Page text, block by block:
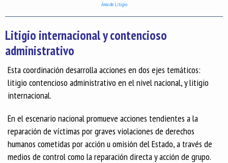
Área de Litigio
Litigio internacional y contencioso
administrativo
Esta coordinación desarrolla acciones en dos ejes temáticos:
litigio contencioso administrativo en el nivel nacional, y litigio
internacional.
En el escenario nacional promueve acciones tendientes a la
reparación de víctimas por graves violaciones de derechos
humanos cometidas por acción u omisión del Estado, a través de
medios de control como la reparación directa y acción de grupo.